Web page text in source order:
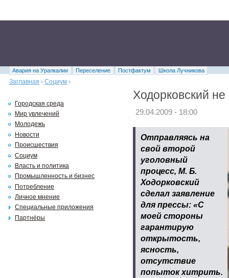
Авария на Уралкалии Переселение Постфактум
Школа Лучникова
Заглавная › Социум ›
Ходорковский
29.04.2009 - 18:00
Отправляясь на
свой второй
уголовный
процесс, М. Б.
Ходорковский
сделал заявление
для прессы: «С
моей стороны
гарантирую
открытость,
ясность,
отсутствие
попыток хитрить.
Городская среда
Мир увлечений
Молодежь
Новости
Происшествия
Социум
Власть и политика
Промышленность и бизнес
Потребление
Личное мнение
Специальные приложения
Партнёры